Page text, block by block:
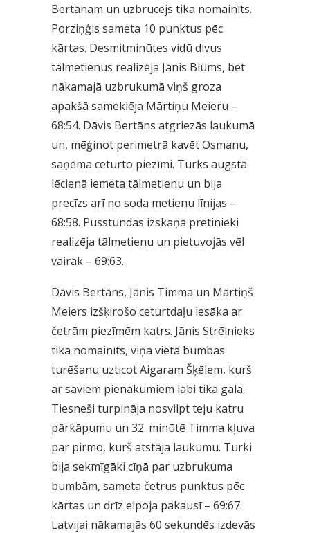
Bertānam un uzbrucējs tika nomainīts.
Porziņģis sameta 10 punktus pēc
kārtas. Desmitminūtes vidū divus
tālmetienus realizēja Jānis Blūms, bet
nākamajā uzbrukumā viņš groza
apakšā sameklēja Mārtiņu Meieru –
68:54. Dāvis Bertāns atgriezās laukumā
un, mēģinot perimetrā kavēt Osmanu,
saņēma ceturto piezīmi. Turks augstā
lēcienā iemeta tālmetienu un bija
precīzs arī no soda metienu līnijas –
68:58. Pusstundas izskaņā pretinieki
realizēja tālmetienu un pietuvojās vēl
vairāk – 69:63.
Dāvis Bertāns, Jānis Timma un Mārtiņš
Meiers izšķirošo ceturtdaļu iesāka ar
četrām piezīmēm katrs. Jānis Strēlnieks
tika nomainīts, viņa vietā bumbas
turēšanu uzticot Aigaram Šķēlem, kurš
ar saviem pienākumiem labi tika galā.
Tiesneši turpināja nosvilpt teju katru
pārkāpumu un 32. minūtē Timma kļuva
par pirmo, kurš atstāja laukumu. Turki
bija sekmīgāki cīņā par uzbrukuma
bumbām, sameta četrus punktus pēc
kārtas un drīz elpoja pakausī – 69:67.
Latvijai nākamajās 60 sekundēs izdevās